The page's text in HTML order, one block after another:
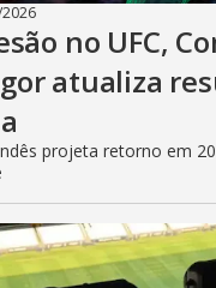
no UFC,
atualiza
projeta retorno em